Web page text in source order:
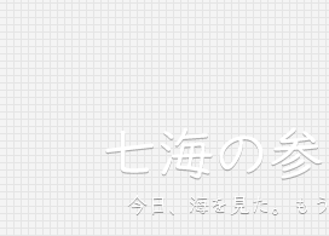
今日、海を見た。も